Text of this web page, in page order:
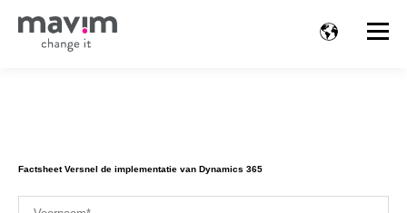
Factsheet Versnel de implementatie van Dynamics 365